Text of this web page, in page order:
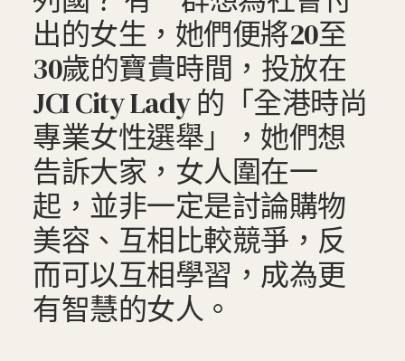
出的女生，她們便將20至
30歲的寶貴時間，投放在
JCI City Lady 的「全港時尚
專業女性選舉」，她們想
告訴大家，女人圍在一
起，並非一定是討論購物
美容、互相比較競爭，反
而可以互相學習，成為更
有智慧的女人。